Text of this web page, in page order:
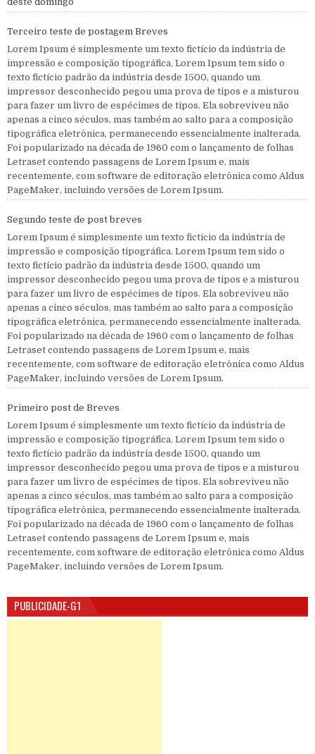
Terceiro teste de postagem Breves
Lorem Ipsum é simplesmente um texto fictício da indústria de
impressão e composição tipográfica. Lorem Ipsum tem sido o
texto fictício padrão da indústria desde 1500, quando um
impressor desconhecido pegou uma prova de tipos e a misturou
para fazer um livro de espécimes de tipos. Ela sobreviveu não
apenas a cinco séculos, mas também ao salto para a composição
tipográfica eletrônica, permanecendo essencialmente inalterada.
Foi popularizado na década de 1960 com o lançamento de folhas
Letraset contendo passagens de Lorem Ipsum e, mais
recentemente, com software de editoração eletrônica como Aldus
PageMaker, incluindo versões de Lorem Ipsum.
Segundo teste de post breves
Lorem Ipsum é simplesmente um texto fictício da indústria de
impressão e composição tipográfica. Lorem Ipsum tem sido o
texto fictício padrão da indústria desde 1500, quando um
impressor desconhecido pegou uma prova de tipos e a misturou
para fazer um livro de espécimes de tipos. Ela sobreviveu não
apenas a cinco séculos, mas também ao salto para a composição
tipográfica eletrônica, permanecendo essencialmente inalterada.
Foi popularizado na década de 1960 com o lançamento de folhas
Letraset contendo passagens de Lorem Ipsum e, mais
recentemente, com software de editoração eletrônica como Aldus
PageMaker, incluindo versões de Lorem Ipsum.
Primeiro post de Breves
Lorem Ipsum é simplesmente um texto fictício da indústria de
impressão e composição tipográfica. Lorem Ipsum tem sido o
texto fictício padrão da indústria desde 1500, quando um
impressor desconhecido pegou uma prova de tipos e a misturou
para fazer um livro de espécimes de tipos. Ela sobreviveu não
apenas a cinco séculos, mas também ao salto para a composição
tipográfica eletrônica, permanecendo essencialmente inalterada.
Foi popularizado na década de 1960 com o lançamento de folhas
Letraset contendo passagens de Lorem Ipsum e, mais
recentemente, com software de editoração eletrônica como Aldus
PageMaker, incluindo versões de Lorem Ipsum.
PUBLICIDADE-G1